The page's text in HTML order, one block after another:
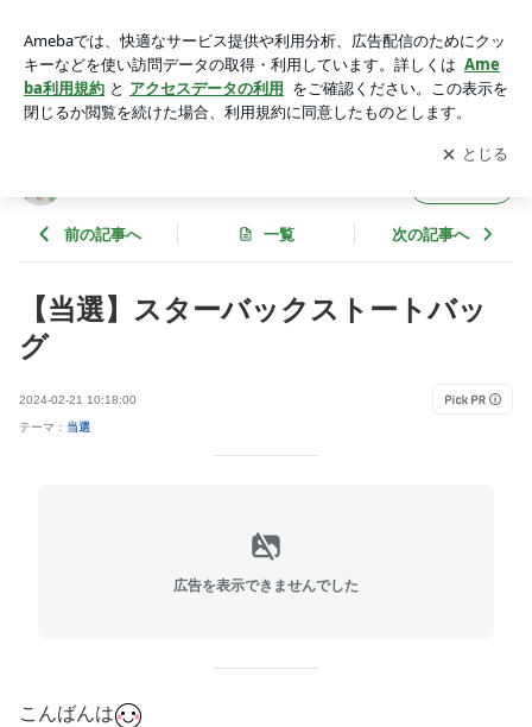
○△□
アプリをダウンロードして ブログの更新通知
を受け取りまし
ょう。
開く
前の記事へ 一覧 次の記事へ
【当選】スターバックストートバッ
グ
2024-02-21 10:18:00
テーマ： 当選
広告を表示できませんでした
こんばんは